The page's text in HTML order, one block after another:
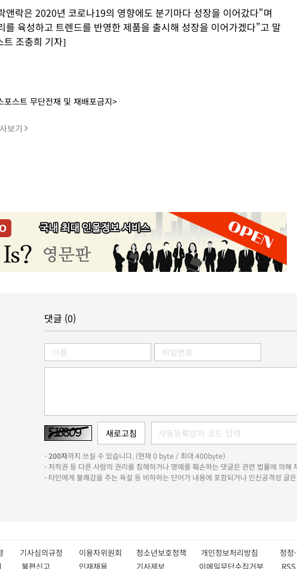
앤락은 2020년 코로나19의 영향에도 분기마다 성장을 이어갔다"며
를 육성하고 트렌드를 반영한 제품을 출시해 성장을 이어가겠다”고 말
트 조충희 기자]
스트 무단전재 및 재배포금지>
보기
댓글 (0)
-200자까지 쓰실 수 있습니다. (현재 0 byte / 최대 400byte)
- 저작권 등 다른 사람의 권리를 침해하거나 명예를 훼손하는 댓글은 관련 법률에 의해
- 타인에게 불쾌감을 주는 욕설 등 비하하는 단어가 내용에 포함되거나 인신공격성 글
령 기사심의규정 이용자위원회 청소년보호정책 개인정보처리방침 정정
불편신고 인재채용 기사제보 이메일무단수집거부 RSS